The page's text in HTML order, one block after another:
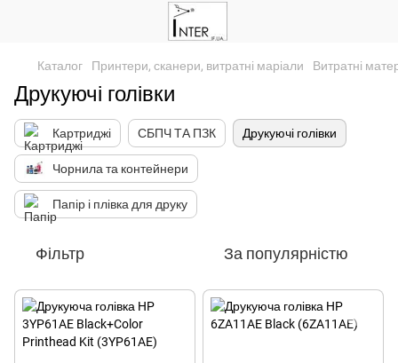
Каталог Принтери, сканери, витратні маріали Витратні
Друкуючі голівки
Картриджі СБПЧ ТА ПЗК Друкуючі голівки
Чорнила та контейнери
Папір і плівка для друку
Фільтр За популярністю